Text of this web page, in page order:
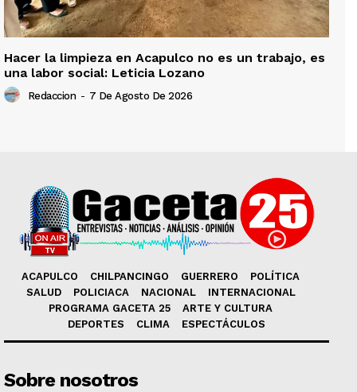
Hacer la limpieza en Acapulco no es un trabajo, es
una labor social: Leticia Lozano
Redaccion - 7 De Agosto De 2026
ACAPULCO CHILPANCINGO GUERRERO
POLÍTICA
SALUD
POLICIACA NACIONAL
INTERNACIONAL
PROGRAMA GACETA 25
ARTE Y CULTURA
DEPORTES
CLIMA ESPECTÁCULOS
Sobre nosotros